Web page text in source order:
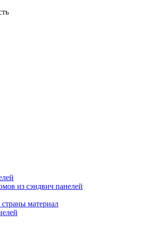
из сэндвич панелей
материал